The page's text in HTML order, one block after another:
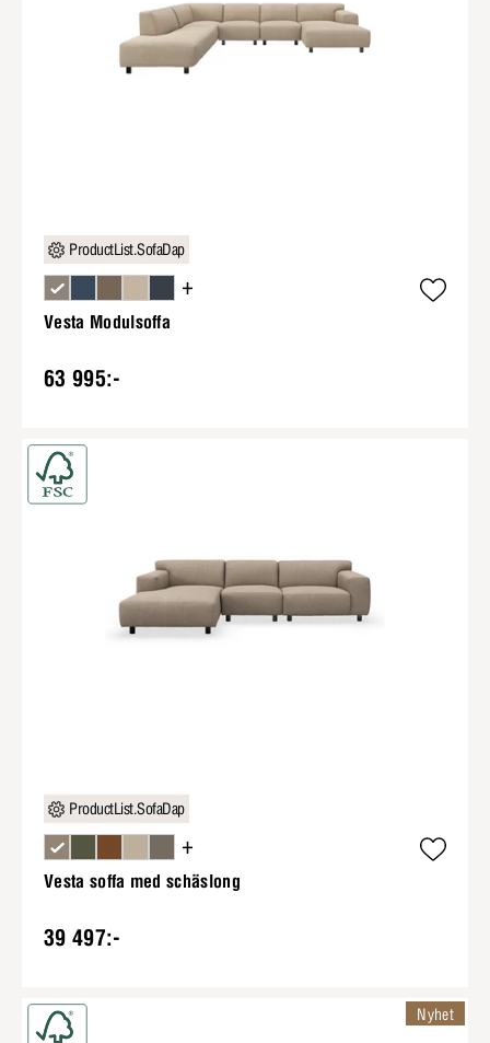
ProductList.SofaDap
+
Vesta Modulsoffa
63 995:-
ProductList.SofaDap
+
Vesta soffa med schäslong
39 497:-
Nyhet